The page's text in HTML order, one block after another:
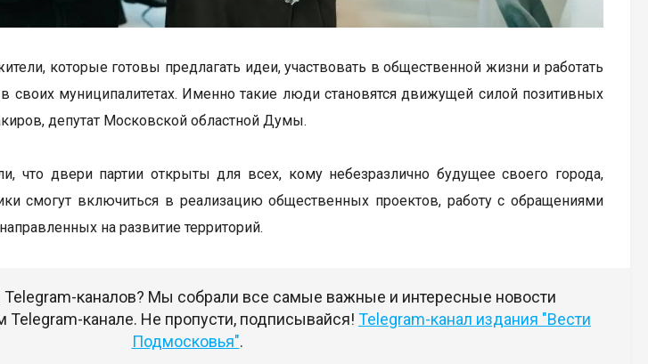
которые готовы предлагать идеи, участвовать в общественной жизни и работать
своих муниципалитетах. Именно такие люди становятся движущей силой позитивных
депутат Московской областной Думы.
что двери партии открыты для всех, кому небезразлично будущее своего города,
смогут включиться в реализацию общественных проектов, работу с обращениями
на развитие территорий.
Telegram-каналов? Мы собрали все самые важные и интересные новости
Telegram-канале. Не пропусти, подписывайся! Telegram-канал издания "Вести
Подмосковья".